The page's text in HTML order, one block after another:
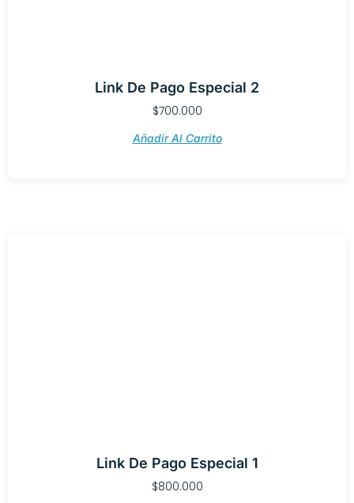
Link De Pago Especial 2
$700.000
Añadir Al Carrito
Link De Pago Especial 1
$800.000